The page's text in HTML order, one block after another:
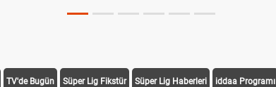
TV'de Bugün Süper Lig Fikstür Süper Lig Haberleri iddaa Programı